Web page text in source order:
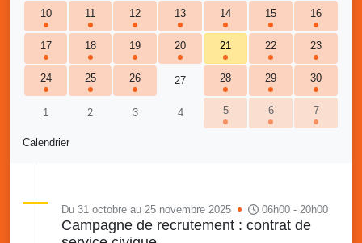
Calendrier
10 11 12 13 14 15 16
17 18 19 20 21 22 23
24 25 26 27 28 29 30
1 2 3 4 5 6 7
Du 31 octobre au 25 novembre 2025 06h00 - 20h00
Campagne de recrutement : contrat de